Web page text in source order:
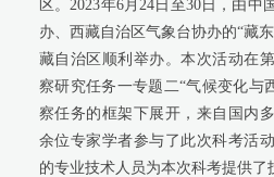
区。2023年6月24日至30日，由中
办、西藏自治区气象台协办的“藏
藏自治区顺利举办。本次活动在
察研究任务一专题二“气候变化与
察任务的框架下展开，来自国内
余位专家学者参与了此次科考活
的专业技术人员为本次科考提供了